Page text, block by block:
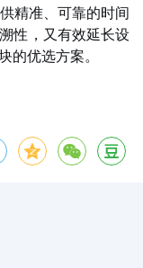
精准、可靠的时间
性，又有效延长设
的优选方案。